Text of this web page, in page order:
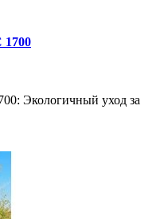
1700
Экологичный уход за